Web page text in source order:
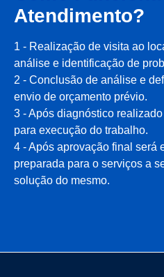
Atendimento?
1 - Realização de visita ao
análise e identificação de
2 - Conclusão de análise e
envio de orçamento prévio.
3 - Após diagnóstico
para execução do trabalho.
4 - Após aprovação final será
preparada para o serviços a
solução do mesmo.